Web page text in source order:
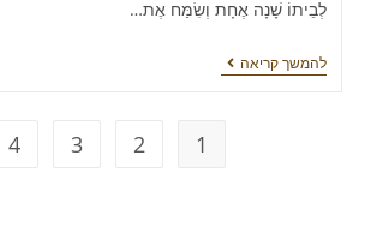
לְבֵיתוֹ שָׁנָה אֶחָת וְשִׂמַּח אֶת…
להמשך קריאה
1
2
3
4